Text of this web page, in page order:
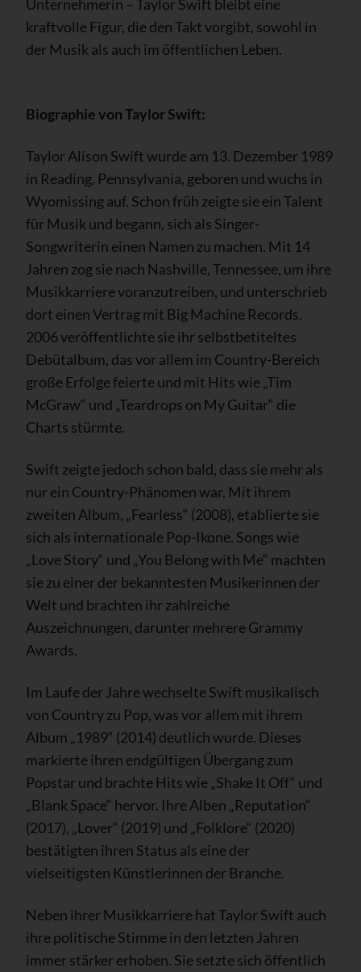
Unternehmerin – Taylor Swift bleibt eine
kraftvolle Figur, die den Takt vorgibt, sowohl in
der Musik als auch im öffentlichen Leben.
Biographie von Taylor Swift:
Taylor Alison Swift wurde am 13. Dezember 1989
in Reading, Pennsylvania, geboren und wuchs in
Wyomissing auf. Schon früh zeigte sie ein Talent
für Musik und begann, sich als Singer-
Songwriterin einen Namen zu machen. Mit 14
Jahren zog sie nach Nashville, Tennessee, um ihre
Musikkarriere voranzutreiben, und unterschrieb
dort einen Vertrag mit Big Machine Records.
2006 veröffentlichte sie ihr selbstbetiteltes
Debütalbum, das vor allem im Country-Bereich
große Erfolge feierte und mit Hits wie „Tim
McGraw“ und „Teardrops on My Guitar“ die
Charts stürmte.
Swift zeigte jedoch schon bald, dass sie mehr als
nur ein Country-Phänomen war. Mit ihrem
zweiten Album, „Fearless“ (2008), etablierte sie
sich als internationale Pop-Ikone. Songs wie
„Love Story“ und „You Belong with Me“ machten
sie zu einer der bekanntesten Musikerinnen der
Welt und brachten ihr zahlreiche
Auszeichnungen, darunter mehrere Grammy
Awards.
Im Laufe der Jahre wechselte Swift musikalisch
von Country zu Pop, was vor allem mit ihrem
Album „1989“ (2014) deutlich wurde. Dieses
markierte ihren endgültigen Übergang zum
Popstar und brachte Hits wie „Shake It Off“ und
„Blank Space“ hervor. Ihre Alben „Reputation“
(2017), „Lover“ (2019) und „Folklore“ (2020)
bestätigten ihren Status als eine der
vielseitigsten Künstlerinnen der Branche.
Neben ihrer Musikkarriere hat Taylor Swift auch
ihre politische Stimme in den letzten Jahren
immer stärker erhoben. Sie setzte sich öffentlich